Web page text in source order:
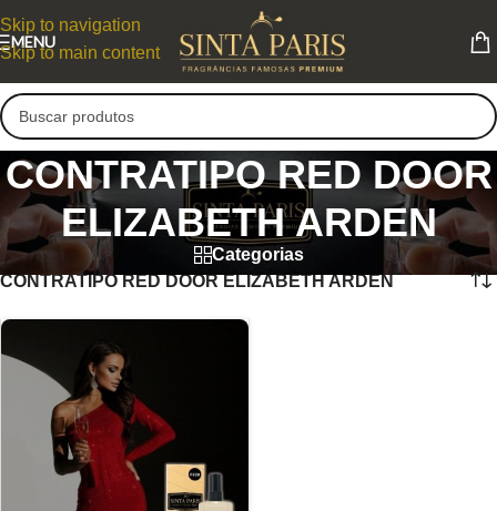
Skip to navigation
Skip to main content
MENU
CONTRATIPO RED DOOR
ELIZABETH ARDEN
Categorias
CONTRATIPO RED DOOR ELIZABETH ARDEN